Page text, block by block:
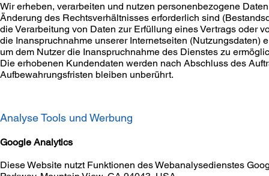
Wir erheben, verarbeiten und nutzen personenbezogene
Änderung des Rechtsverhältnisses erforderlich sind
die Verarbeitung von Daten zur Erfüllung eines Vertrags oder
die Inanspruchnahme unserer Internetseiten (Nutzungsdaten)
um dem Nutzer die Inanspruchnahme des Dienstes zu
Die erhobenen Kundendaten werden nach Abschluss des
Aufbewahrungsfristen bleiben unberührt.
Analyse Tools und Werbung
Google Analytics
Diese Website nutzt Funktionen des Webanalysedienstes